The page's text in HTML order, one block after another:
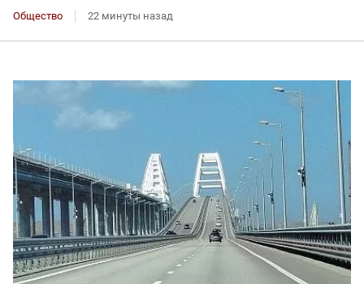
Общество 22 минуты назад